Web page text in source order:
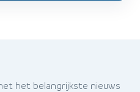
het belangrijkste nieuws